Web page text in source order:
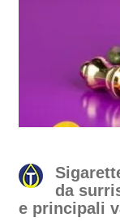
da
e principali